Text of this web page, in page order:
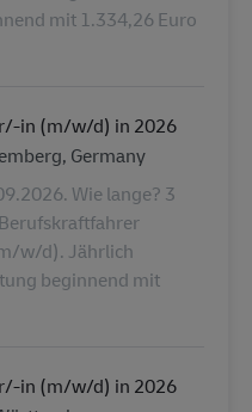
mit 1.334,26 Euro
in (m/w/d) in 2026
Germany
Wie lange? 3
w/d). Jährlich
beginnend mit
in (m/w/d) in 2026